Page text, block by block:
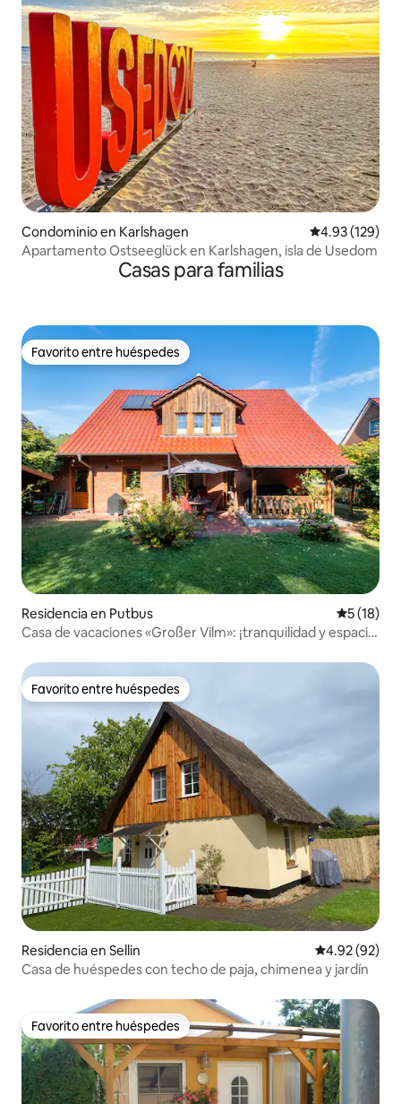
Condominio en Karlshagen Calificación
4.93 (129)
Apartamento Ostseeglück en Karlshagen, isla de Usedom
Casas para familias
Favorito entre huéspedes
Favorito entre huéspedes
Residencia en Putbus
5 (18)
Casa de vacaciones «Großer Vilm»: ¡tranquilidad y espacio
Favorito entre huéspedes
Favorito entre huéspedes
Residencia en Sellin Calificación
4.92 (92)
Casa de huéspedes con techo de paja, chimenea y jardín
Favorito entre huéspedes
Favorito entre huéspedes